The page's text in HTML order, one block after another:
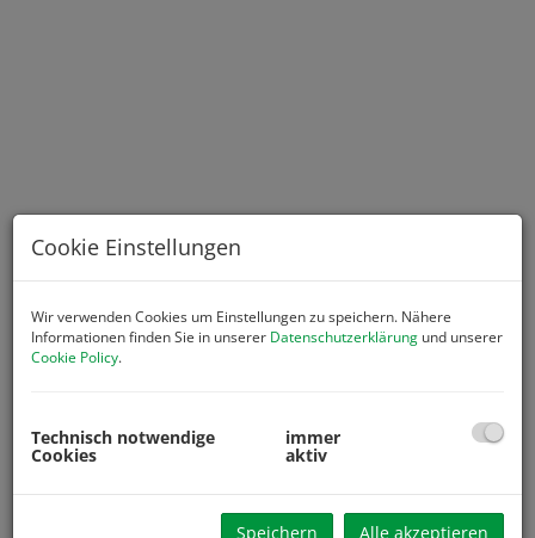
Beschreibung
Betriebsanlagengenehmigung, bestehend aus Gaststube
mit Schankbereich, Extrazimmer mit historischen Malereien,
geräumiger Küche und einem Vorbereitungsraum, ein
weiterer Dartraum, Lagerräume, Heizraum mit Tankraum,
Cookie Einstellungen
Wir verwenden Cookies um Einstellungen zu speichern. Nähere
Informationen finden Sie in unserer Datenschutzerklärung und unserer
Cookie Policy.
Technisch notwendige
Cookies
immer
aktiv
Speichern Alle akzeptieren